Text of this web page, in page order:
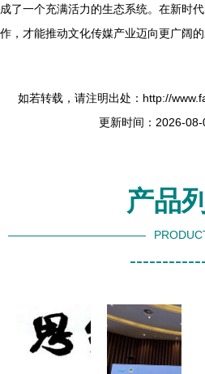
成了一个充满活力的生态系统。在新时
作，才能推动文化传媒产业迈向更广阔的
如若转载，请注明出处：http://
更新时间：2026-
产品